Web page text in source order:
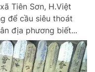
Tiên Sơn, H.Việt
để cầu siêu thoát
địa phương biết...